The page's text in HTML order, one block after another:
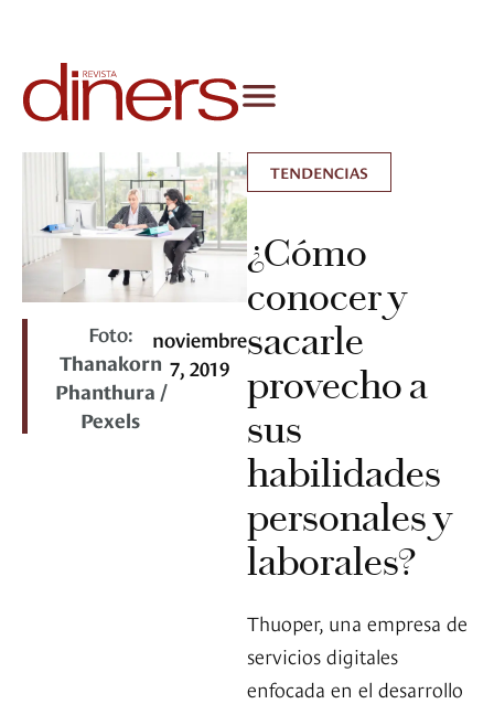
Foto:
Thanakorn
Phanthura /
Pexels
noviembre
7, 2019
TENDENCIAS
¿Cómo
conocer y
sacarle
provecho a
sus
habilidades
personales y
laborales?
Thuoper, una empresa de
servicios digitales
enfocada en el desarrollo